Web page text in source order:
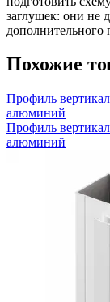
заглушек: они не
дополнительного
Похожие
Профиль
алюминий
Профиль
алюминий